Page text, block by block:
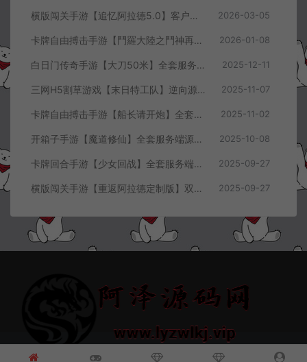
横版闯关手游【追忆阿拉德5.0】客户端源码 2026-03-05
卡牌自由搏击手游【鬥羅大陸之鬥神再臨】全套客户端源码+服务端源码+管理后台+导表工具+部署文档 2026-01-08
白日门传奇手游【大刀50米】全套服务端源码+客户端源码 2025-12-11
三网H5割草游戏【末日特工队】逆向源码+Cocos本地离线即玩 2025-11-07
卡牌自由搏击手游【船长请开炮】全套服务端源码+客户端源码+GMVue3+策划表+美术包+前后端部署流程文档 2025-11-02
开箱子手游【魔道修仙】全套服务端源码+客户端源码 2025-10-08
卡牌回合手游【少女回战】全套服务端源码+客户端源码 2025-09-27
横版闯关手游【重返阿拉德定制版】双端客户端源码 2025-09-27
© 2021~2026 阿泽源码网 www.lyzwlkj.vip 冷雨泽
豫